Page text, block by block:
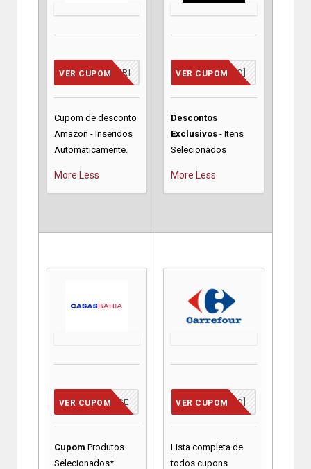
CUPOM INSERIDO
VER CUPOM
Cupom de desconto
Amazon - Inseridos
Automaticamente.
More Less
[JA INCLUSO]
VER CUPOM
Descontos
Exclusivos - Itens
Selecionados
More Less
VCMERECE
VER CUPOM
Cupom Produtos
Selecionados*
[JÁ INCLUSO]
VER CUPOM
Lista completa de
todos cupons